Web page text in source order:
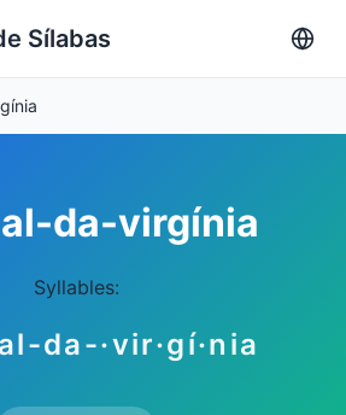
Sílabas
da-virgínia
Syllables:
da-·vir·gí·nia